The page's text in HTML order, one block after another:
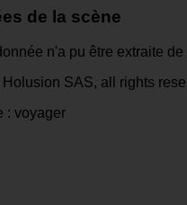
de la scène
n'a pu être extraite de
SAS, all rights
: voyager